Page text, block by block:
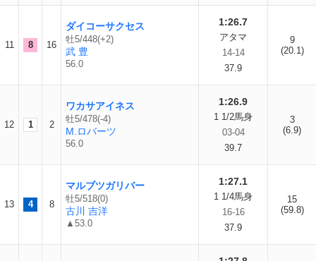
11 8 16
ダイコーサクセス
牡5/448(+2)
武 豊
56.0
1:26.7
アタマ
14-14
37.9
9
(20.1)
12 1 2
ワカサアイネス
牡5/478(-4)
M.ロバーツ
56.0
1:26.9
1 1/2馬身
03-04
39.7
3
(6.9)
13 4 8
マルブツガリバー
牡5/518(0)
古川 吉洋
▲53.0
1:27.1
1 1/4馬身
16-16
37.9
15
(59.8)